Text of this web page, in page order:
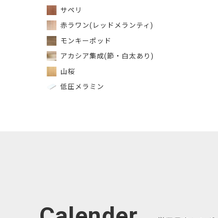
サペリ
赤ラワン(レッドメランティ)
モンキーポッド
アカシア集成(節・白太あり)
山桜
低圧メラミン